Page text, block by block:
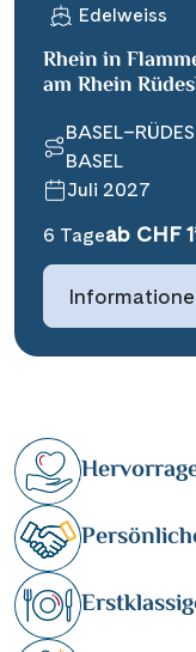
Edelweiss
Rhein in
am Rhein
BASEL
Juli 2027
6 Tageab CHF